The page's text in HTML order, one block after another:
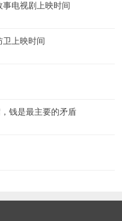
电视剧上映时间
上映时间
钱是最主要的矛盾